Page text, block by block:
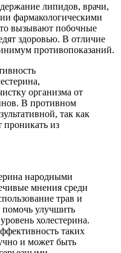
липидов, врачи,
фармакологическими
вызывают побочные
здоровью. В отличие
противопоказаний.
организма от
В противном
так как
проникать из
народными
мнения среди
трав и
помочь улучшить
холестерина.
таких
и может быть